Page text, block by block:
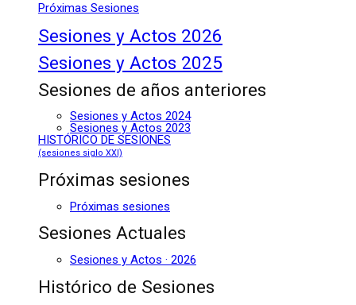
Próximas Sesiones
Sesiones y Actos 2026
Sesiones y Actos 2025
Sesiones de años anteriores
Sesiones y Actos 2024
Sesiones y Actos 2023
HISTÓRICO DE SESIONES
(sesiones siglo XXI)
Próximas sesiones
Próximas sesiones
Sesiones Actuales
Sesiones y Actos · 2026
Histórico de Sesiones